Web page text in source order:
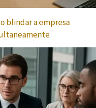
blindar a empresa